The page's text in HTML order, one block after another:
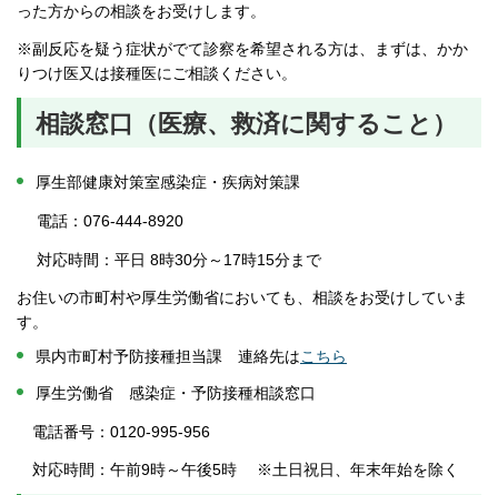
った方からの相談をお受けします。
※副反応を疑う症状がでて診察を希望される方は、まずは、かか
りつけ医又は接種医にご相談ください。
相談窓口（医療、救済に関すること）
厚生部健康対策室感染症・疾病対策課
電話：076-444-8920
対応時間：平日 8時30分～17時15分まで
お住いの市町村や厚生労働省においても、相談をお受けしていま
す。
県内市町村予防接種担当課 連絡先はこちら
厚生労働省 感染症・予防接種相談窓口
電話番号：0120-995-956
対応時間：午前9時～午後5時 ※土日祝日、年末年始を除く